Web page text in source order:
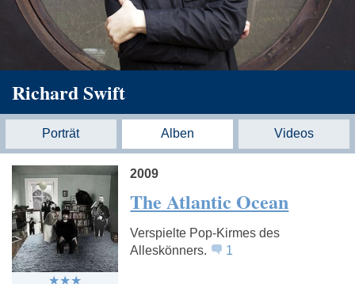
Richard Swift
Porträt Alben Videos
2009
The Atlantic Ocean
Verspielte Pop-Kirmes des
Alleskönners.
1